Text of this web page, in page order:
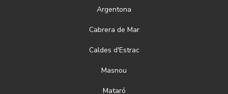
Argentona
Cabrera de Mar
Caldes d'Estrac
Masnou
Mataró